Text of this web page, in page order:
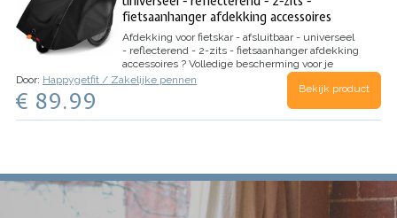
fietsaanhanger afdekking accessoires
Afdekking voor fietskar - afsluitbaar - universeel
- reflecterend - 2-zits - fietsaanhanger afdekking
accessoires ? Volledige bescherming voor je
fietskar: de regenhoes beschermt je waardevolle
fietskar perfect tegen verbleken door uv-stralen
en tegen weersinvloeden; ? Universeel
Door: Happygetfit / Zakelijke pennen
€ 89.99 Bekijk product